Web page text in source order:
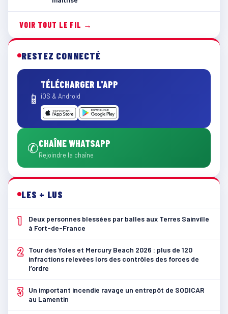
VOIR TOUT LE FIL →
RESTEZ CONNECTÉ
📱
TÉLÉCHARGER L'APP
iOS & Android
✆CHAÎNE WHATSAPP
Rejoindre la chaîne
LES + LUS
1
Deux personnes blessées par balles aux Terres Sainville
à Fort-de-France
2
Tour des Yoles et Mercury Beach 2026 : plus de 120
infractions relevées lors des contrôles des forces de
l’ordre
3
Un important incendie ravage un entrepôt de SODICAR
au Lamentin